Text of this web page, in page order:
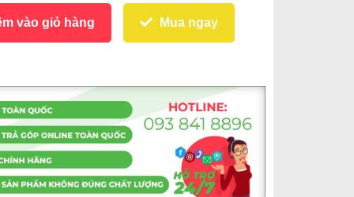
vào giỏ hàng Mua ngay